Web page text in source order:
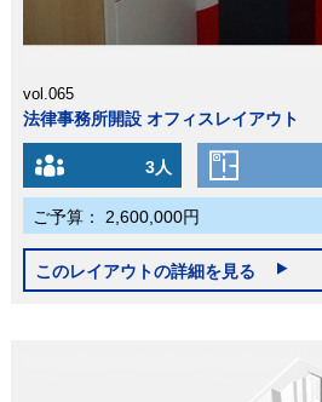
vol.065
法律事務所開設 オフィスレイアウト
3人
ご予算： 2,600,000円
このレイアウトの詳細を見る